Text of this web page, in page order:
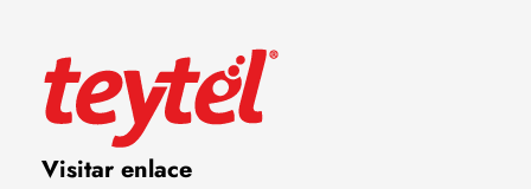
Teytel S.A.S
Teytel - Distribuidor autorizado de claro
Visitar enlace